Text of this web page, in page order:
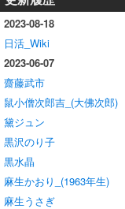
2023-08-18
日活_Wiki
2023-06-07
齋藤武市
鼠小僧次郎吉_(大佛次郎)
黛ジュン
黒沢のり子
黒水晶
麻生かおり_(1963年生)
麻生うさぎ